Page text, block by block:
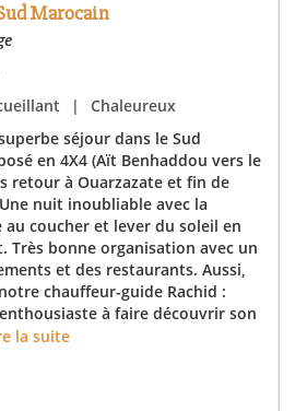
Marocain
|
Chaleureux
séjour dans le Sud
en 4X4 (Aït Benhaddou vers le
retour à Ouarzazate et fin de
nuit inoubliable avec la
au coucher et lever du soleil en
Très bonne organisation avec un
et des restaurants. Aussi,
chauffeur-guide Rachid :
à faire découvrir son
la suite